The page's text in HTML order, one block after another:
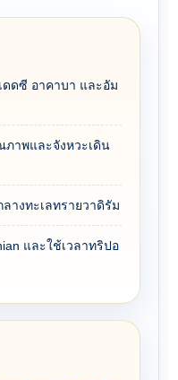
ดดซี อาคาบา และอัม
าพและจังหวะเดิน
างทะเลทรายวาดิรัม
และใช้เวลาทริปอ